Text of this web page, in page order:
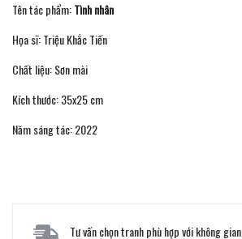
Tên tác phẩm:Tình nhân
Họa sĩ: Triệu Khắc Tiến
Chất liệu: Sơn mài
Kích thước: 35x25 cm
Năm sáng tác: 2022
Tư vấn chọn tranh phù hợp với không gian.